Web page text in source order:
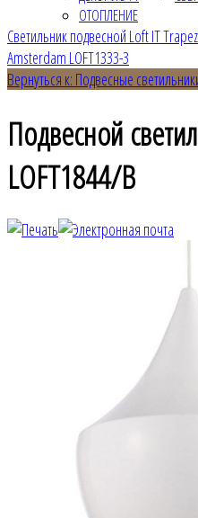
ОТОПЛЕНИЕ
Светильник подвесной Loft IT
Amsterdam LOFT1333-3
Вернуться к: Подвесные
Подвесной
LOFT1844/B